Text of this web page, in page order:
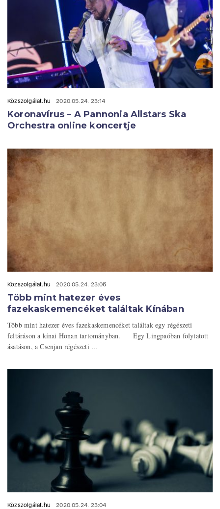
Közszolgálat.hu 2020.05.24. 23:14
Koronavírus – A Pannonia Allstars Ska
Orchestra online koncertje
Közszolgálat.hu 2020.05.24. 23:06
Több mint hatezer éves
fazekaskemencéket találtak Kínában
Több mint hatezer éves fazekaskemencéket találtak egy régészeti
feltáráson a kínai Honan tartományban. Egy Lingpaóban folytatott
ásatáson, a Csenjan régészeti ...
Közszolgálat.hu 2020.05.24. 23:04